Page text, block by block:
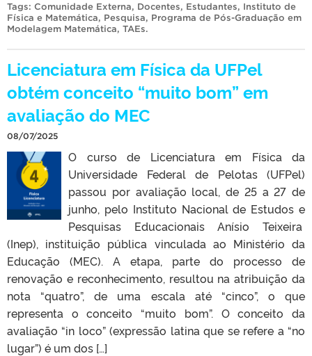
Tags: Comunidade Externa, Docentes, Estudantes, Instituto de
Física e Matemática, Pesquisa, Programa de Pós-Graduação em
Modelagem Matemática, TAEs.
Licenciatura em Física da UFPel
obtém conceito “muito bom” em
avaliação do MEC
08/07/2025
O curso de Licenciatura em Física da
Universidade Federal de Pelotas (UFPel)
passou por avaliação local, de 25 a 27 de
junho, pelo Instituto Nacional de Estudos e
Pesquisas Educacionais Anísio Teixeira
(Inep), instituição pública vinculada ao Ministério da
Educação (MEC). A etapa, parte do processo de
renovação e reconhecimento, resultou na atribuição da
nota “quatro”, de uma escala até “cinco”, o que
representa o conceito “muito bom”. O conceito da
avaliação “in loco” (expressão latina que se refere a “no
lugar”) é um dos […]